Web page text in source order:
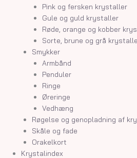
Pink og fersken krystaller
Gule og guld krystaller
Røde, orange og kobber
Sorte, brune og grå
Smykker
Armbånd
Penduler
Ringe
Øreringe
Vedhæng
Røgelse og genopladning af
Skåle og fade
Orakelkort
Krystalindex